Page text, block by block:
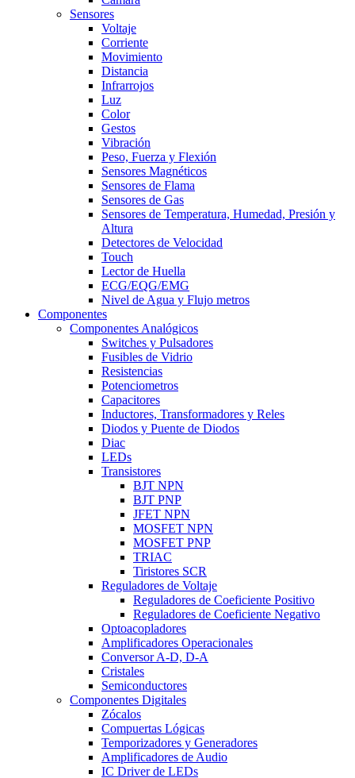
Sensores
Voltaje
Corriente
Movimiento
Distancia
Infrarrojos
Luz
Color
Gestos
Vibración
Peso, Fuerza y Flexión
Sensores Magnéticos
Sensores de Flama
Sensores de Gas
Sensores de Temperatura, Humedad, Presión y
Altura
Detectores de Velocidad
Touch
Lector de Huella
ECG/EQG/EMG
Nivel de Agua y Flujo metros
Componentes
Componentes Analógicos
Switches y Pulsadores
Fusibles de Vidrio
Resistencias
Potenciometros
Capacitores
Inductores, Transformadores y Reles
Diodos y Puente de Diodos
Diac
LEDs
Transistores
BJT NPN
BJT PNP
JFET NPN
MOSFET NPN
MOSFET PNP
TRIAC
Tiristores SCR
Reguladores de Voltaje
Reguladores de Coeficiente Positivo
Reguladores de Coeficiente Negativo
Optoacopladores
Amplificadores Operacionales
Conversor A-D, D-A
Cristales
Semiconductores
Componentes Digitales
Zócalos
Compuertas Lógicas
Temporizadores y Generadores
Amplificadores de Audio
IC Driver de LEDs